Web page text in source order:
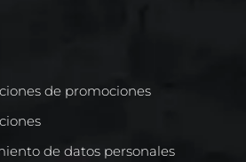
de promociones
de datos personales